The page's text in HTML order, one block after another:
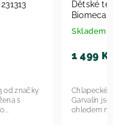
Dětské tenisky
Biomecanics
Chlapecké modré
Garvalín jsou kvalitní
ohledem na pohodlí a